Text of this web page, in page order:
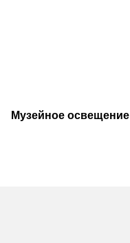
Музейное освещение